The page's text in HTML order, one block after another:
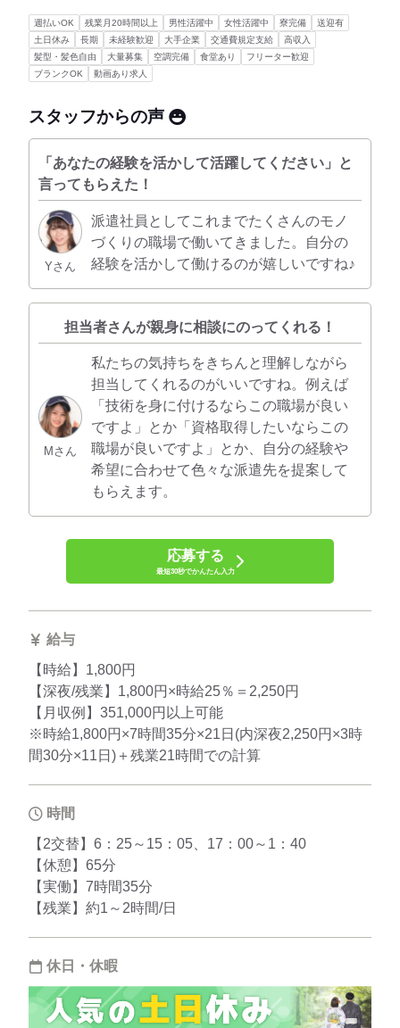
週払いOK 残業月20時間以上 男性活躍中 女性活躍中 寮完備
送迎有
土日休み
長期 未経験歓迎 大手企業 交通費規定支給
高収入
髪型・髪色自由
大量募集 空調完備 食堂あり
フリーター歓迎
ブランクOK
動画あり求人
スタッフからの声
「あなたの経験を活かして活躍してください」と
言ってもらえた！
Yさん
派遣社員としてこれまでたくさんのモノ
づくりの職場で働いてきました。自分の
経験を活かして働けるのが嬉しいですね♪
担当者さんが親身に相談にのってくれる！
Mさん
私たちの気持ちをきちんと理解しながら
担当してくれるのがいいですね。例えば
「技術を身に付けるならこの職場が良い
ですよ」とか「資格取得したいならこの
職場が良いですよ」とか、自分の経験や
希望に合わせて色々な派遣先を提案して
もらえます。
応募する
最短30秒でかんたん入力
給与
【時給】1,800円
【深夜/残業】1,800円×時給25％＝2,250円
【月収例】351,000円以上可能
※時給1,800円×7時間35分×21日(内深夜2,250円×3時
間30分×11日)＋残業21時間での計算
時間
【2交替】6：25～15：05、17：00～1：40
【休憩】65分
【実働】7時間35分
【残業】約1～2時間/日
休日・休暇